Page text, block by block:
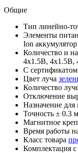
Общие
Тип линейно-
Элементы
Ion аккумулятор
Количество и
4х1.5В, 4х1.5В,
С
Цвет луча
Количество
Отключение
Назначение для
Точность ± 0.3
Магнитное
Время работы
Класс товара
Комплектация